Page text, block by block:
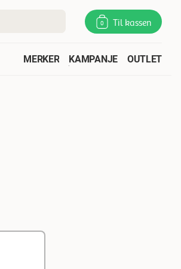
0 Til kassen
MERKER KAMPANJE OUTLET